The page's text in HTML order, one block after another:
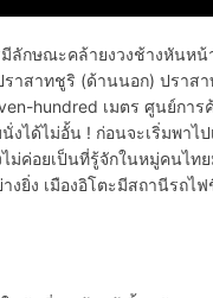
ลักษณะคล้ายงวงช้างหัน
าทชูริ (ด้านนอก) ปราสา
hundred เมตร ศูนย์กา
ได้ไม่อั้น ! ก่อนจะเริ่มพาไ
ม่ค่อยเป็นที่รู้จักในหมู่คนไท
งยิ่ง เมืองอิโตะมีสถานีรถ